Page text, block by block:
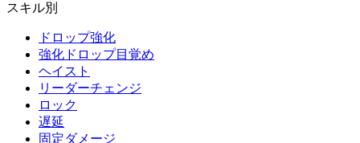
スキル別
ドロップ強化
強化ドロップ目覚め
ヘイスト
リーダーチェンジ
ロック
遅延
固定ダメージ